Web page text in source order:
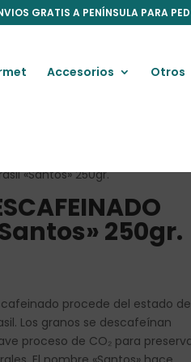
GRATIS A PENÍNSULA PARA
Accesorios Otros
«Santos» 250gr.
250gr.
procede del estado de
Los granos se descafeínan
proceso de CO₂ para